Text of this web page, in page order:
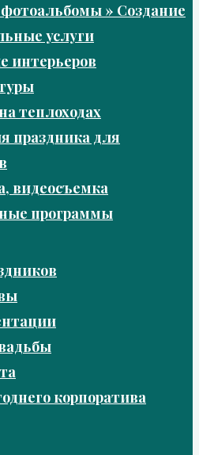
» Создание
услуги
интерьеров
теплоходах
праздника для
видеосъемка
программы
корпоратива